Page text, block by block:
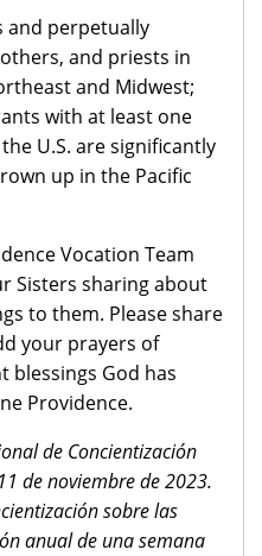
and perpetually
and priests in
and Midwest;
with at least one
U.S. are significantly
up in the Pacific
Vocation Team
Sisters sharing about
to them. Please share
your prayers of
blessings God has
Providence.
de Concientización
de noviembre de 2023.
sobre las
anual de una semana